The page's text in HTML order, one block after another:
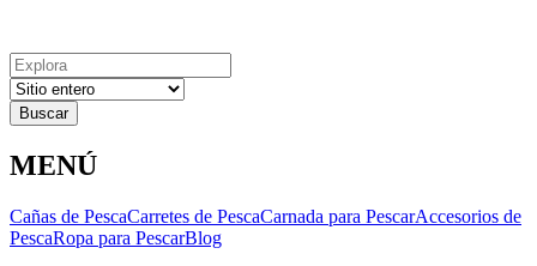
Resultados
para
MENÚ
Cañas de PescaCarretes de PescaCarnada para PescarAccesorios de
PescaRopa para PescarBlog